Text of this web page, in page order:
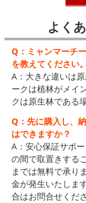
よく
Q：ミャンマーチ
を教えてください。
A：大きな違いは
ークは植林がメイ
クは原生林である
Q：先に購入し、
はできますか？
A：安心保証サポ
の間で取置きする
までは無料で承り
金が発生いたしま
合はお問合せくださ